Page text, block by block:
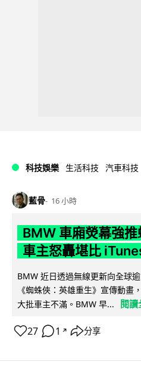
科技娛樂 生活科技 汽車科技
藍骨 16 小時
BMW 車廂熒幕強
車主怒轟堪比
BMW 近日透過無線更新向全球
《蜘蛛俠：英雄重生》宣傳動畫
大批車主不滿。BMW 早...
閱
27 1 ↗ 分享